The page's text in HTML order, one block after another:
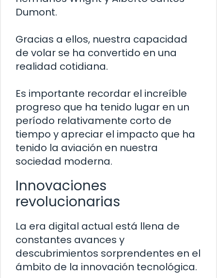
Dumont.
Gracias a ellos, nuestra capacidad
de volar se ha convertido en una
realidad cotidiana.
Es importante recordar el increíble
progreso que ha tenido lugar en un
período relativamente corto de
tiempo y apreciar el impacto que ha
tenido la aviación en nuestra
sociedad moderna.
Innovaciones
revolucionarias
La era digital actual está llena de
constantes avances y
descubrimientos sorprendentes en el
ámbito de la innovación tecnológica.